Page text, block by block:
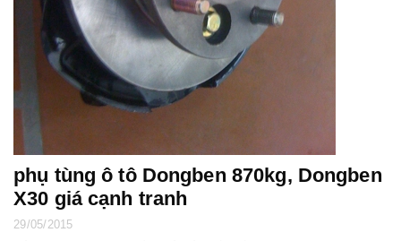
phụ tùng ô tô Dongben 870kg, Dongben
X30 giá cạnh tranh
29/05/2015